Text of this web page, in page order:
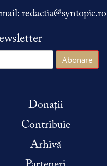
redactia@syntopic.ro
Donații
Contribuie
Arhivă